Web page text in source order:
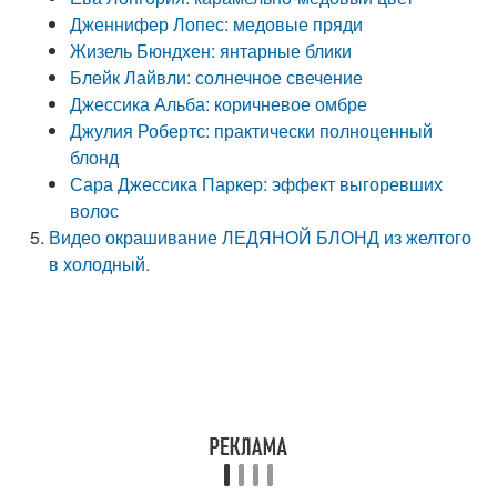
Дженнифер Лопес: медовые пряди
Жизель Бюндхен: янтарные блики
Блейк Лайвли: солнечное свечение
Джессика Альба: коричневое омбре
Джулия Робертс: практически полноценный
блонд
Сара Джессика Паркер: эффект выгоревших
волос
Видео окрашивание ЛЕДЯНОЙ БЛОНД из желтого
в холодный.